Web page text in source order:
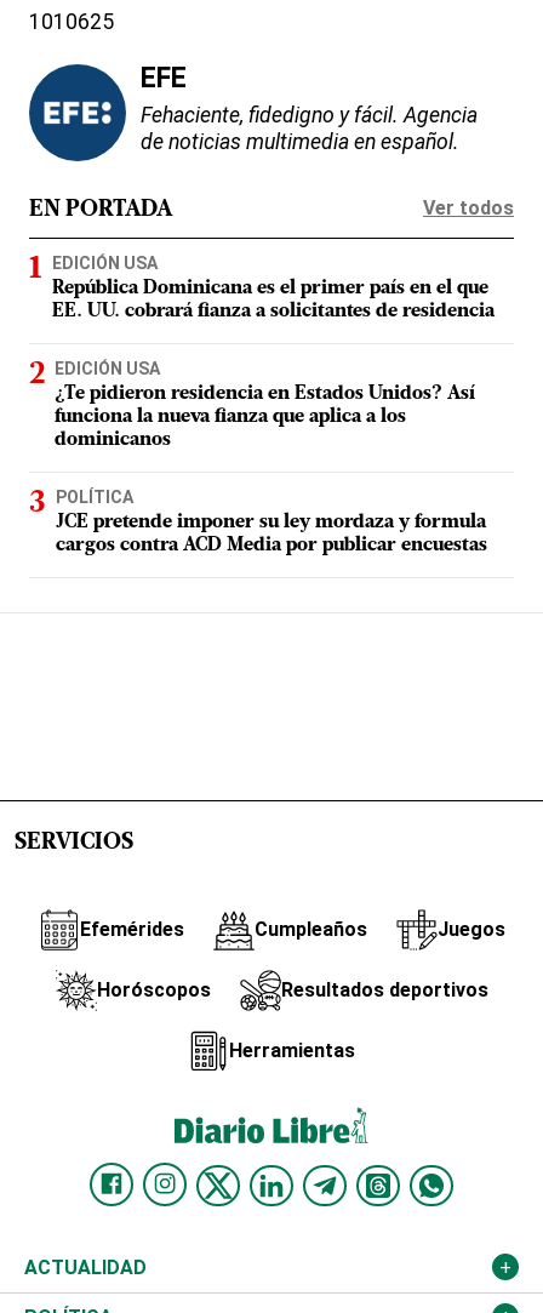
1010625
EFE
Fehaciente, fidedigno y fácil. Agencia
de noticias multimedia en español.
EN PORTADA Ver todos
EDICIÓN USA
República Dominicana es el primer país en el que
EE. UU. cobrará fianza a solicitantes de residencia
EDICIÓN USA
¿Te pidieron residencia en Estados Unidos? Así
funciona la nueva fianza que aplica a los
dominicanos
POLÍTICA
JCE pretende imponer su ley mordaza y formula
cargos contra ACD Media por publicar encuestas
SERVICIOS
Efemérides Cumpleaños Juegos
Horóscopos Resultados deportivos
Herramientas
ACTUALIDAD